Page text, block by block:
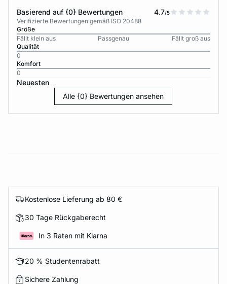
Basierend auf {0} Bewertungen 4.7/5
Verifizierte Bewertungen gemäß ISO 20488
Größe
Fällt klein aus
Passgenau
Fällt groß aus
Qualität
0
Komfort
0
Neuesten
Alle {0} Bewertungen ansehen
Kostenlose Lieferung ab 80 €
30 Tage Rückgaberecht
In 3 Raten mit Klarna
20 % Studentenrabatt
Sichere Zahlung